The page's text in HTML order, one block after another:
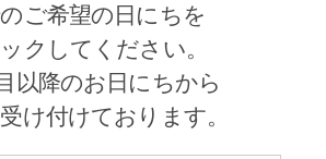
ご希望の日にちを
クしてください。
以降のお日にちから
け付けております。